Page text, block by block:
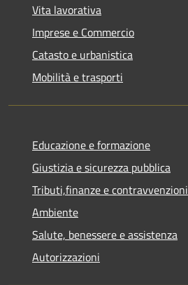
Vita lavorativa
Imprese e Commercio
Catasto e urbanistica
Mobilità e trasporti
Educazione e formazione
Giustizia e sicurezza pubblica
Tributi,finanze e contravvenzioni
Ambiente
Salute, benessere e assistenza
Autorizzazioni